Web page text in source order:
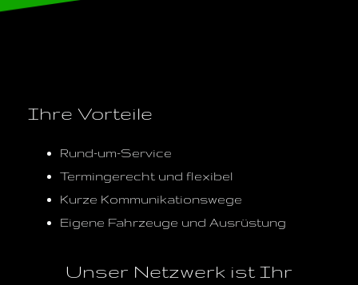
Ihre Vorteile
Rund-um-Service
Termingerecht und flexibel
Kurze Kommunikationswege
Eigene Fahrzeuge und Ausrüstung
Unser Netzwerk ist Ihr